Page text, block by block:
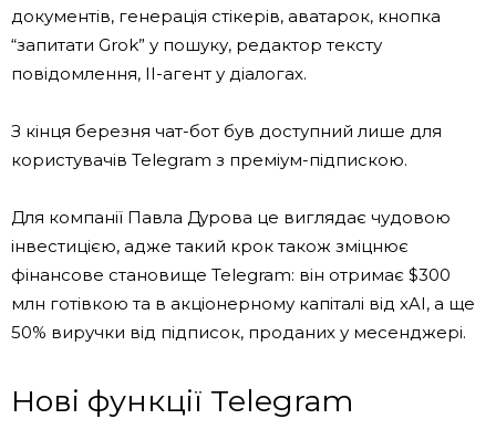
документів, генерація стікерів, аватарок, кнопка
“запитати Grok” у пошуку, редактор тексту
повідомлення, ІІ-агент у діалогах.
З кінця березня чат-бот був доступний лише для
користувачів Telegram з преміум-підпискою.
Для компанії Павла Дурова це виглядає чудовою
інвестицією, адже такий крок також зміцнює
фінансове становище Telegram: він отримає $300
млн готівкою та в акціонерному капіталі від xAI, а ще
50% виручки від підписок, проданих у месенджері.
Нові функції Telegram